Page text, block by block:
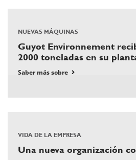
NUEVAS MÁQUINAS
Guyot Environnement
2000 toneladas en su
Saber más sobre
VIDA DE LA EMPRESA
Una nueva organización